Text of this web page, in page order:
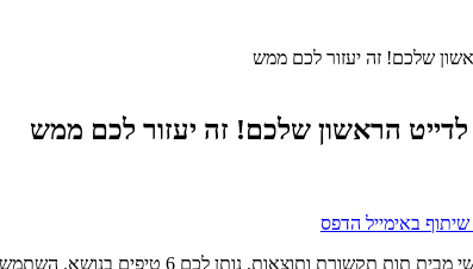
שיתוף באימייל הדפס